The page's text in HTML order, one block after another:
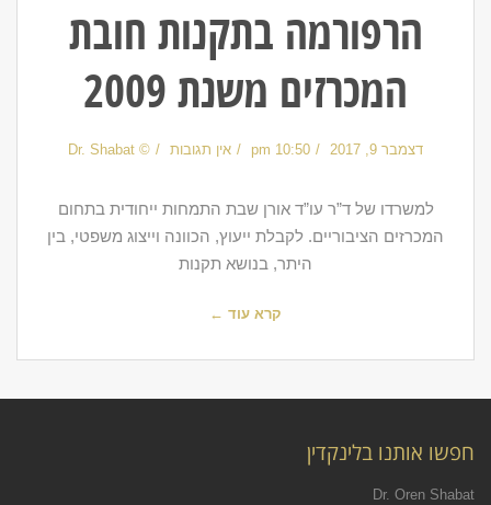
הרפורמה בתקנות חובת
המכרזים משנת 2009
דצמבר 9, 2017 10:50 pm אין תגובות © Dr. Shabat
למשרדו של ד”ר עו”ד אורן שבת התמחות ייחודית בתחום
המכרזים הציבוריים. לקבלת ייעוץ, הכוונה וייצוג משפטי, בין
היתר, בנושא תקנות
קרא עוד ←
חפשו אותנו בלינקדין
Dr. Oren Shabat